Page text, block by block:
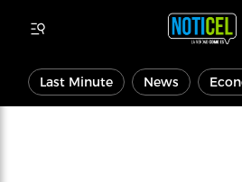
Last Minute News